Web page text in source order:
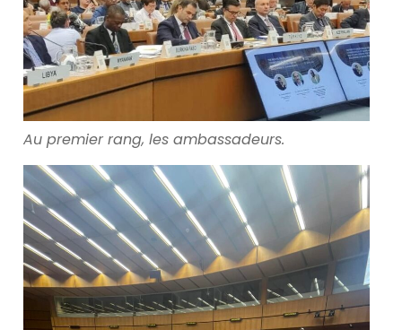
Au premier rang, les ambassadeurs.